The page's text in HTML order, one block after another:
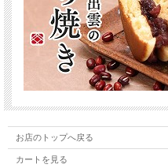
お店のトップへ戻る
カートを見る